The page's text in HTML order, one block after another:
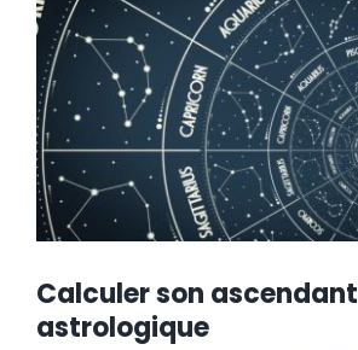
Calculer son ascendant
astrologique